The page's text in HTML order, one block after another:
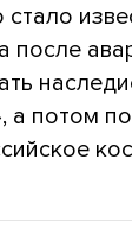
стало
после
а потом